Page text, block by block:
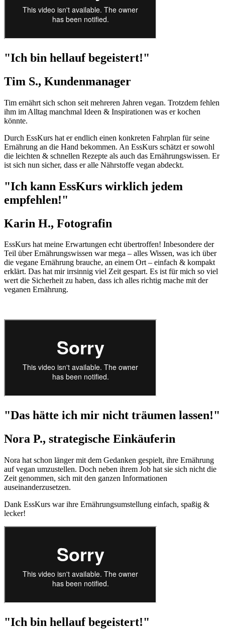
"Ich bin hellauf begeistert!"
Tim S., Kundenmanager
Tim ernährt sich schon seit mehreren Jahren vegan. Trotzdem fehlen
ihm im Alltag manchmal Ideen & Inspirationen was er kochen
könnte.
Durch EssKurs hat er endlich einen konkreten Fahrplan für seine
Ernährung an die Hand bekommen. An EssKurs schätzt er sowohl
die leichten & schnellen Rezepte als auch das Ernährungswissen. Er
ist sich nun sicher, dass er alle Nährstoffe vegan abdeckt.
"Ich kann EssKurs wirklich jedem
empfehlen!"
Karin H., Fotografin
EssKurs hat meine Erwartungen echt übertroffen! Inbesondere der
Teil über Ernährungswissen war mega – alles Wissen, was ich über
die vegane Ernährung brauche, an einem Ort – einfach & kompakt
erklärt. Das hat mir irrsinnig viel Zeit gespart. Es ist für mich so viel
wert die Sicherheit zu haben, dass ich alles richtig mache mit der
veganen Ernährung.
"Das hätte ich mir nicht träumen lassen!"
Nora P., strategische Einkäuferin
Nora hat schon länger mit dem Gedanken gespielt, ihre Ernährung
auf vegan umzustellen. Doch neben ihrem Job hat sie sich nicht die
Zeit genommen, sich mit den ganzen Informationen
auseinanderzusetzen.
Dank EssKurs war ihre Ernährungsumstellung einfach, spaßig &
lecker!
"Ich bin hellauf begeistert!"